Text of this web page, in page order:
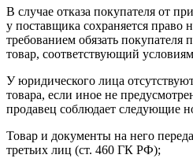
В случае отказа покупателя от
у поставщика сохраняется право
требованием обязать покупателя
товар, соответствующий
У юридического лица
товара, если иное не
продавец соблюдает следующие
Товар и документы на него
третьих лиц (ст. 460 ГК РФ);